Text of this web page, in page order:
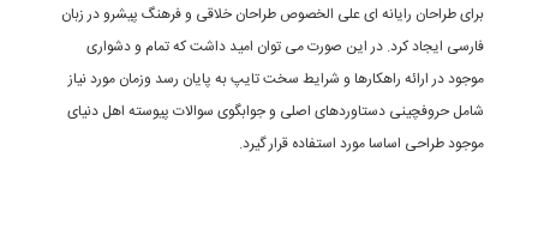
برای طراحان رایانه ای علی الخصوص طراحان خلاقی و فرهنگ پیشرو در زبان
فارسی ایجاد کرد. در این صورت می توان امید داشت که تمام و دشواری
موجود در ارائه راهکارها و شرایط سخت تایپ به پایان رسد وزمان مورد نیاز
شامل حروفچینی دستاوردهای اصلی و جوابگوی سوالات پیوسته اهل دنیای
موجود طراحی اساسا مورد استفاده قرار گیرد.